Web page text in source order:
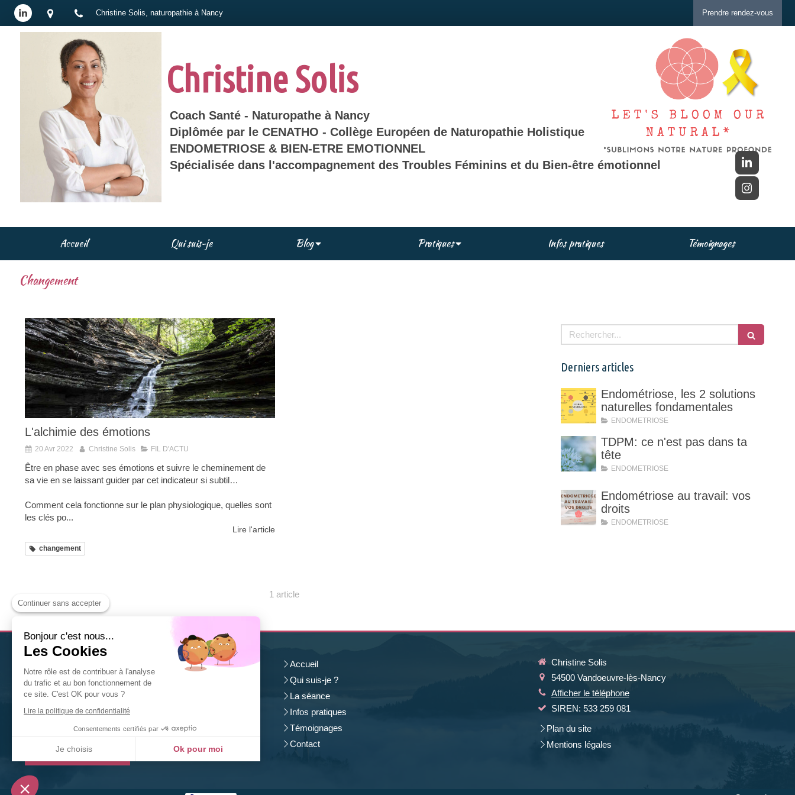
Christine Solis, naturopathie à Nancy Prendre rendez-vous
Christine Solis
Coach Santé - Naturopathe à Nancy
Diplômée par le CENATHO - Collège Européen de Naturopathie Holistique
ENDOMETRIOSE & BIEN-ETRE EMOTIONNEL
Spécialisée dans l'accompagnement des Troubles Féminins et du Bien-être émotionnel
Accueil Qui suis-je Blog Pratiques Infos pratiques Témoignages
Changement
L'alchimie des émotions
20 Avr 2022 Christine Solis FIL D'ACTU
Être en phase avec ses émotions et suivre le cheminement de
sa vie en se laissant guider par cet indicateur si subtil…
Comment cela fonctionne sur le plan physiologique, quelles sont
les clés po...
Lire l'article
changement
1 article
Rechercher
Derniers articles
Endométriose, les 2 solutions
naturelles fondamentales
ENDOMETRIOSE
TDPM: ce n'est pas dans ta
tête
ENDOMETRIOSE
Endométriose au travail: vos
droits
ENDOMETRIOSE
thérapeute Diplômée en Naturopathie
à Nancy . Nutrition, fleurs de Bach, gemmothérapie,
phytothérapie... n'hésitez pas à la contacter pour tout
renseignement ou toute prise de rendez-vous.
Prendre rendez-vous
Accueil
Qui suis-je ?
La séance
Infos pratiques
Témoignages
Contact
Christine Solis
54500 Vandoeuvre-lès-Nancy
Afficher le téléphone
SIREN: 533 259 081
Plan du site
Mentions légales
Continuer sans accepter
Bonjour c'est nous...
Les Cookies
Notre rôle est de contribuer à l'analyse
du trafic et au bon fonctionnement de
ce site. C'est OK pour vous ?
Lire la politique de confidentialité
Consentements certifiés par
Je choisis Ok pour moi
Axeptio consent
Plateforme de Gestion du Consentement : Personnalisez vos Options
Notre plateforme vous permet d'adapter et de gérer vos paramètres de confidentialité, en garantissant la conformité avec les réglementations. Personnalisez vos préférences pour contrôler la manière dont vos informations sont manipulées.